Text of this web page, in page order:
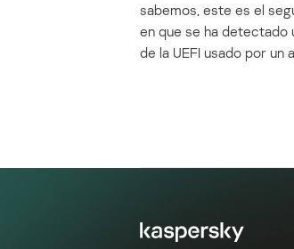
sabemos, este es el
en que se ha detectado
de la UEFI usado por un